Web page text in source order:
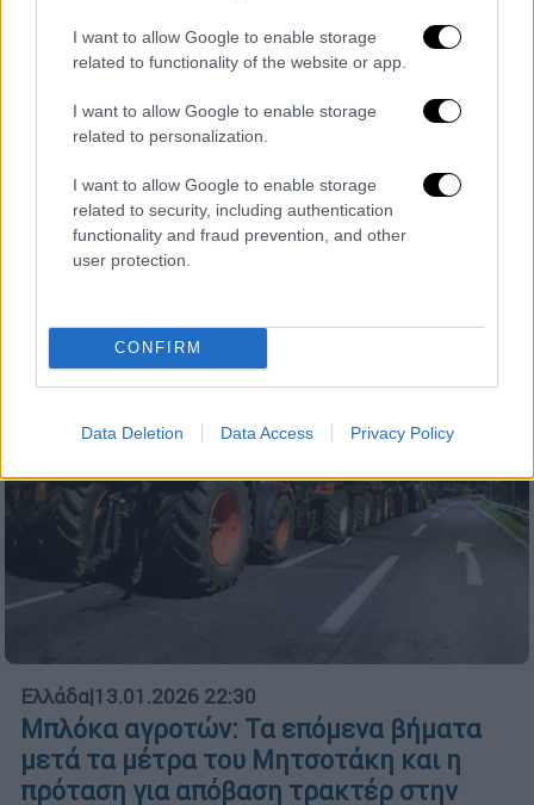
I want to allow Google to enable storage
related to functionality of the website or app.
I want to allow Google to enable storage
related to personalization.
I want to allow Google to enable storage
related to security, including authentication
functionality and fraud prevention, and other
user protection.
CONFIRM
Data Deletion Data Access Privacy Policy
Πολιτική|13.01.2026 22:43
Σκληρή επίθεση της αντιπολίτευσης σε
Μητσοτάκη μετά τις ανακοινώσεις - «Οι
Τι αναφέρουν τα κόμματα της
αντιπολίτευσης μετά τις ανακοινώσεις
Μητσοτάκη
Ελλάδα|13.01.2026 22:30
Μπλόκα αγροτών: Τα επόμενα βήματα
μετά τα μέτρα του Μητσοτάκη και η
πρόταση για απόβαση τρακτέρ στην